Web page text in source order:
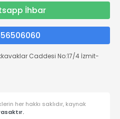
İhbar
Caddesi No:17/4 İzmit-
her hakkı saklıdır, kaynak